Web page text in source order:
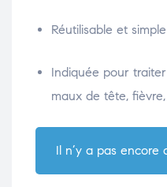
Réutilisable et
Indiquée pour
maux de tête,
Il n’y a pas encore